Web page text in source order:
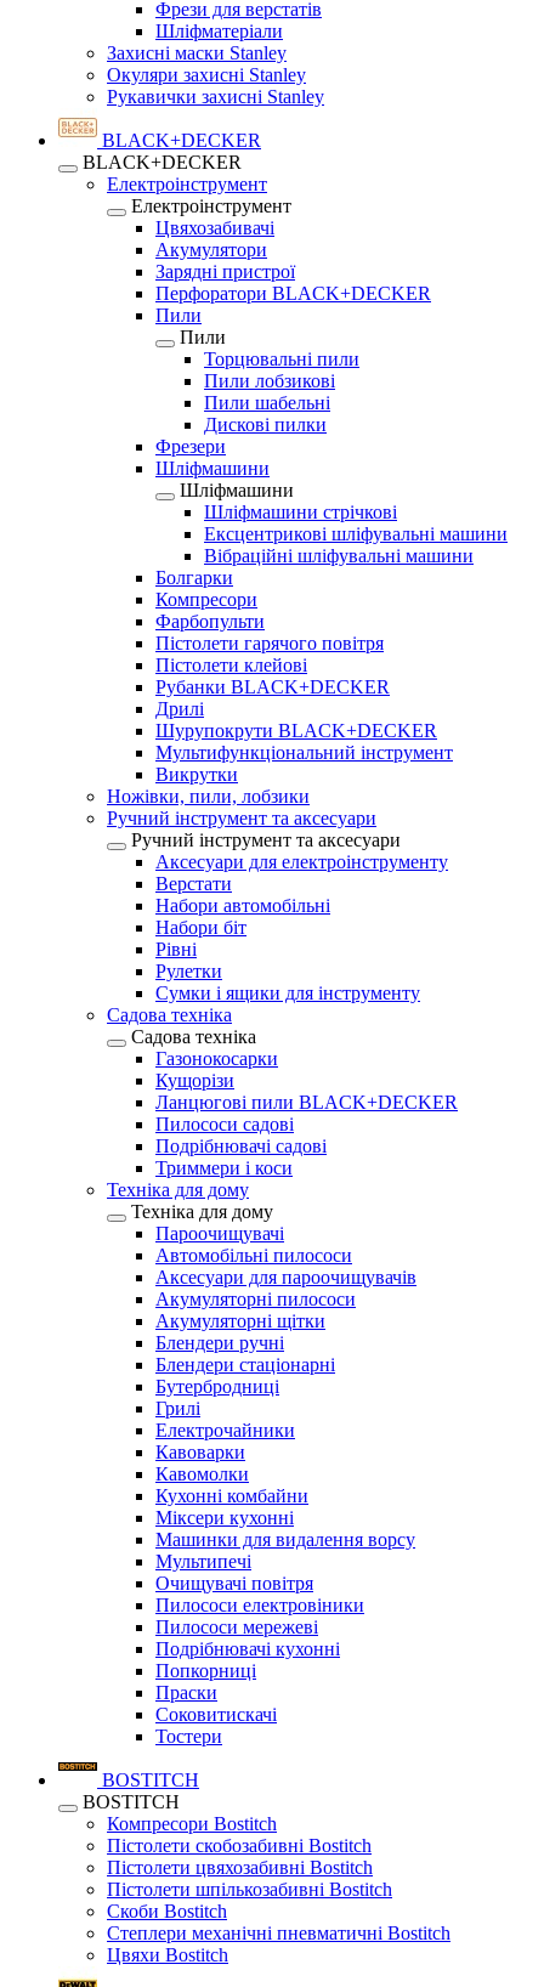
Фрези для верстатів
Шліфматеріали
Захисні маски Stanley
Окуляри захисні Stanley
Рукавички захисні Stanley
BLACK+DECKER
BLACK+DECKER
Електроінструмент
Електроінструмент
Цвяхозабивачі
Акумулятори
Зарядні пристрої
Перфоратори BLACK+DECKER
Пили
Пили
Торцювальні пили
Пили лобзикові
Пили шабельні
Дискові пилки
Фрезери
Шліфмашини
Шліфмашини
Шліфмашини стрічкові
Ексцентрикові шліфувальні машини
Вібраційні шліфувальні машини
Болгарки
Компресори
Фарбопульти
Пістолети гарячого повітря
Пістолети клейові
Рубанки BLACK+DECKER
Дрилі
Шурупокрути BLACK+DECKER
Мультифункціональний інструмент
Викрутки
Ножівки, пили, лобзики
Ручний інструмент та аксесуари
Ручний інструмент та аксесуари
Аксесуари для електроінструменту
Верстати
Набори автомобільні
Набори біт
Рівні
Рулетки
Сумки і ящики для інструменту
Садова техніка
Садова техніка
Газонокосарки
Кущорізи
Ланцюгові пили BLACK+DECKER
Пилососи садові
Подрібнювачі садові
Триммери і коси
Техніка для дому
Техніка для дому
Пароочищувачі
Автомобільні пилососи
Аксесуари для пароочищувачів
Акумуляторні пилососи
Акумуляторні щітки
Блендери ручні
Блендери стаціонарні
Бутербродниці
Грилі
Електрочайники
Кавоварки
Кавомолки
Кухонні комбайни
Міксери кухонні
Машинки для видалення ворсу
Мультипечі
Очищувачі повітря
Пилососи електровіники
Пилососи мережеві
Подрібнювачі кухонні
Попкорниці
Праски
Соковитискачі
Тостери
BOSTITCH
BOSTITCH
Компресори Bostitch
Пістолети скобозабивні Bostitch
Пістолети цвяхозабивні Bostitch
Пістолети шпількозабивні Bostitch
Скоби Bostitch
Степлери механічні пневматичні Bostitch
Цвяхи Bostitch